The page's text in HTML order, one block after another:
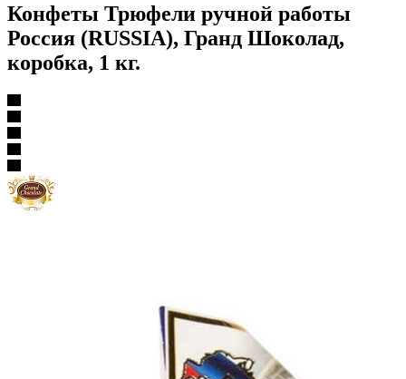
Конфеты Трюфели ручной работы
Россия (RUSSIA), Гранд Шоколад,
коробка, 1 кг.